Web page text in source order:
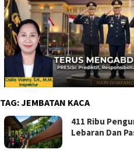
TAG:JEMBATAN KACA
411 Ribu
Lebaran Dan